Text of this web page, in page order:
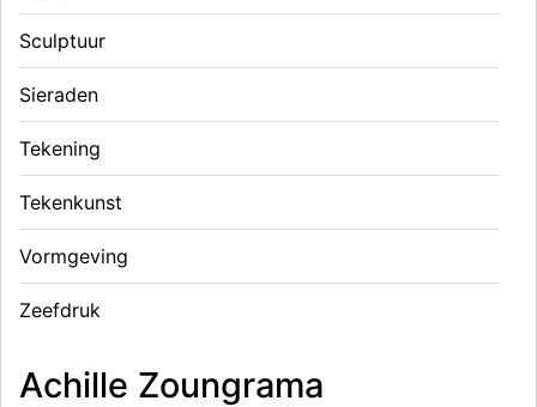
Sculptuur
Sieraden
Tekening
Tekenkunst
Vormgeving
Zeefdruk
Achille Zoungrama